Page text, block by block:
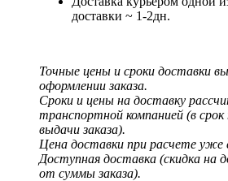
доставки ~ 1-2дн.
Точные цены и сроки доставки
оформлении заказа.
Сроки и цены на доставку
транспортной компанией (в срок
выдачи заказа).
Цена доставки при расчете уже
Доступная доставка (скидка на
от суммы заказа).